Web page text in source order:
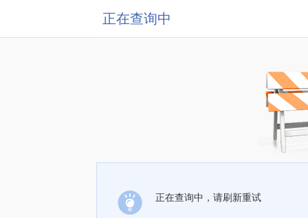
正在查询中
正在查询中，请刷新重试